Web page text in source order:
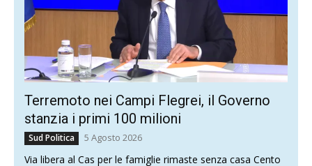
Terremoto nei Campi Flegrei, il Governo
stanzia i primi 100 milioni
Sud Politica 5 Agosto 2026
Via libera al Cas per le famiglie rimaste senza casa Cento